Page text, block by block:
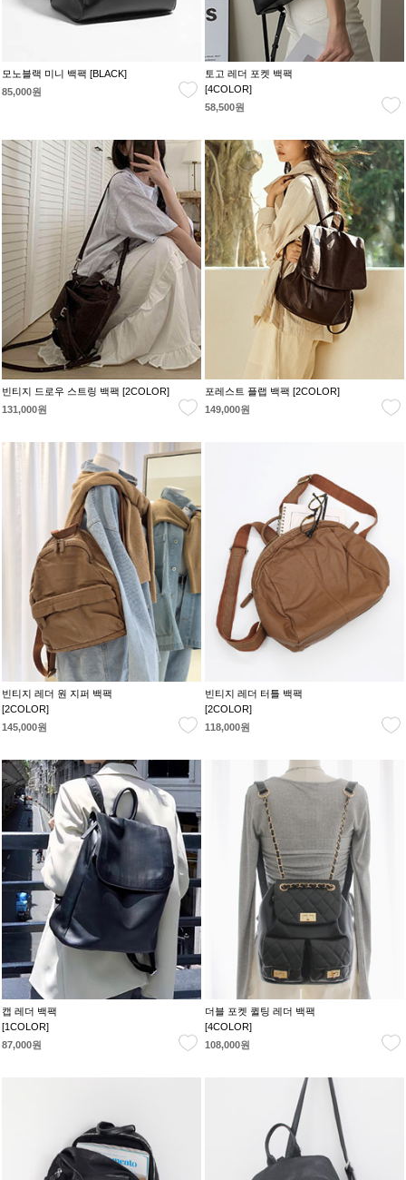
모노블랙 미니 백팩 [BLACK]
85,000원
토고 레더 포켓 백팩
[4COLOR]
58,500원
빈티지 드로우 스트링 백팩 [2COLOR]
131,000원
포레스트 플랩 백팩 [2COLOR]
149,000원
빈티지 레더 원 지퍼 백팩
[2COLOR]
145,000원
빈티지 레더 터틀 백팩
[2COLOR]
118,000원
캡 레더 백팩
[1COLOR]
87,000원
더블 포켓 퀼팅 레더 백팩
[4COLOR]
108,000원